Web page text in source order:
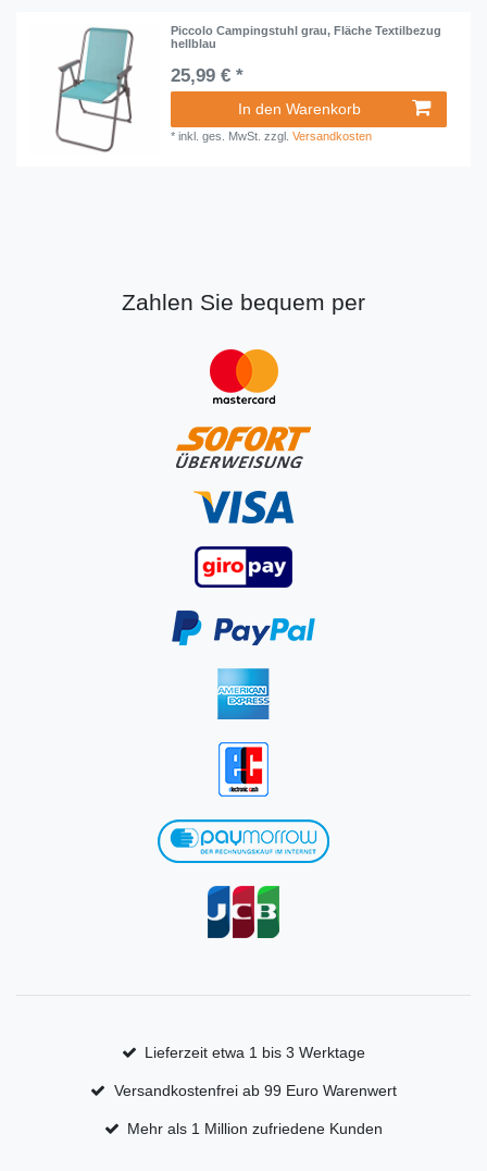
Piccolo Campingstuhl grau, Fläche Textilbezug
hellblau
25,99 € *
In den Warenkorb
*inkl. ges. MwSt. zzgl.Versandkosten
Zahlen Sie bequem per
Lieferzeit etwa 1 bis 3 Werktage
Versandkostenfrei ab 99 Euro Warenwert
Mehr als 1 Million zufriedene Kunden